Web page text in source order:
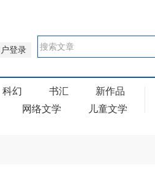
登录
科幻 书汇
新作品
网络文学 儿童文学